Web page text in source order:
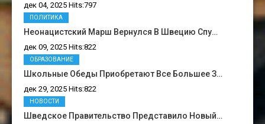
дек 04, 2025 Hits:797
Неонацистский Марш Вернулся В Швецию Спу…
дек 09, 2025 Hits:822
ПОЛИТИКА
Школьные Обеды Приобретают Все Большее З…
дек 29, 2025 Hits:822
ОБРАЗОВАНИЕ
Шведское Правительство Представило Новый…
НОВОСТИ